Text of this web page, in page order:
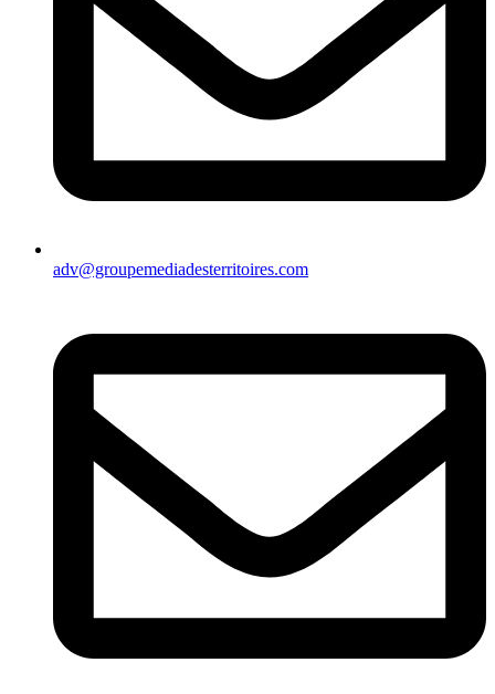
adv@groupemediadesterritoires.com